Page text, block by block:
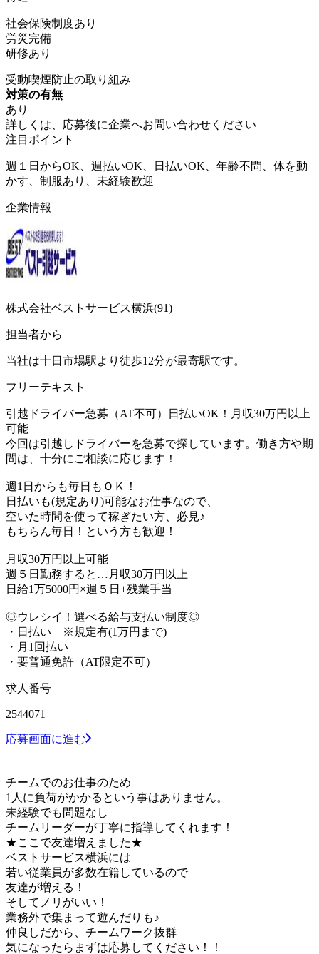
社会保険制度あり
労災完備
研修あり
受動喫煙防止の取り組み
対策の有無
あり
詳しくは、応募後に企業へお問い合わせください
注目ポイント
週１日からOK、週払いOK、日払いOK、年齢不問、体を動
かす、制服あり、未経験歓迎
企業情報
株式会社ベストサービス横浜(91)
担当者から
当社は十日市場駅より徒歩12分が最寄駅です。
フリーテキスト
引越ドライバー急募（AT不可）日払いOK！月収30万円以上
可能
今回は引越しドライバーを急募で探しています。働き方や期
間は、十分にご相談に応じます！
週1日からも毎日もＯＫ！
日払いも(規定あり)可能なお仕事なので、
空いた時間を使って稼ぎたい方、必見♪
もちらん毎日！という方も歓迎！
月収30万円以上可能
週５日勤務すると…月収30万円以上
日給1万5000円×週５日+残業手当
◎ウレシイ！選べる給与支払い制度◎
・日払い ※規定有(1万円まで)
・月1回払い
・要普通免許（AT限定不可）
求人番号
2544071
応募画面に進む
チームでのお仕事のため
1人に負荷がかかるという事はありません。
未経験でも問題なし
チームリーダーが丁寧に指導してくれます！
★ここで友達増えました★
ベストサービス横浜には
若い従業員が多数在籍しているので
友達が増える！
そしてノリがいい！
業務外で集まって遊んだりも♪
仲良しだから、チームワーク抜群
気になったらまずは応募してください！！